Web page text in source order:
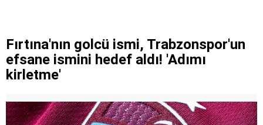
parçası haline getirebilir
Fırtına'nın golcü ismi, Trabzonspor'un
efsane ismini hedef aldı! 'Adımı
kirletme'